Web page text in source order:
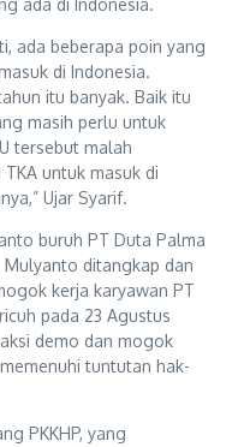
ada di Indonesia.
ada beberapa poin yang
di Indonesia.
itu banyak. Baik itu
masih perlu untuk
tersebut malah
untuk masuk di
Ujar Syarif.
buruh PT Duta Palma
ditangkap dan
kerja karyawan PT
pada 23 Agustus
demo dan mogok
tuntutan hak-
PKKHP, yang